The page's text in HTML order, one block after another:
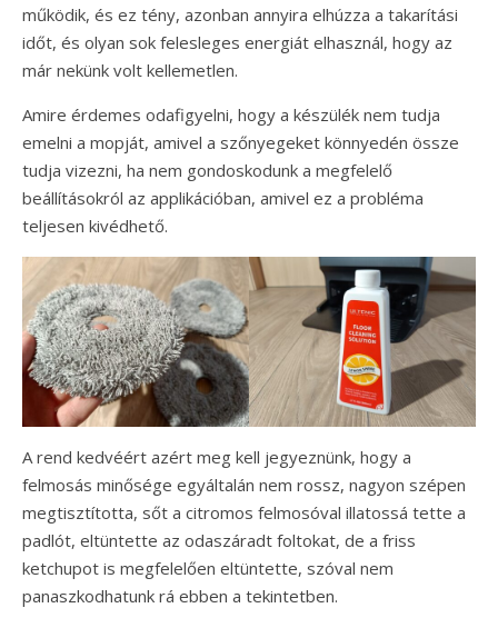
működik, és ez tény, azonban annyira elhúzza a takarítási
időt, és olyan sok felesleges energiát elhasznál, hogy az
már nekünk volt kellemetlen.
Amire érdemes odafigyelni, hogy a készülék nem tudja
emelni a mopját, amivel a szőnyegeket könnyedén össze
tudja vizezni, ha nem gondoskodunk a megfelelő
beállításokról az applikációban, amivel ez a probléma
teljesen kivédhető.
A rend kedvéért azért meg kell jegyeznünk, hogy a
felmosás minősége egyáltalán nem rossz, nagyon szépen
megtisztította, sőt a citromos felmosóval illatossá tette a
padlót, eltüntette az odaszáradt foltokat, de a friss
ketchupot is megfelelően eltüntette, szóval nem
panaszkodhatunk rá ebben a tekintetben.